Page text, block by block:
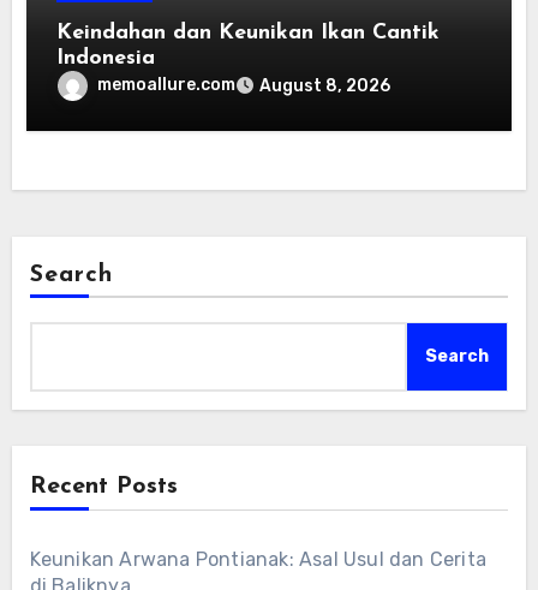
Keindahan dan Keunikan Ikan Cantik
Indonesia
memoallure.com August 8, 2026
Search
Search
Recent Posts
Keunikan Arwana Pontianak: Asal Usul dan Cerita